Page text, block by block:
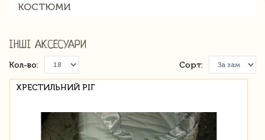
КОСТЮМИ
ІНШІ АКСЕСУАРИ
Кол-во: Сорт:
ХРЕСТИЛЬНИЙ РІГ